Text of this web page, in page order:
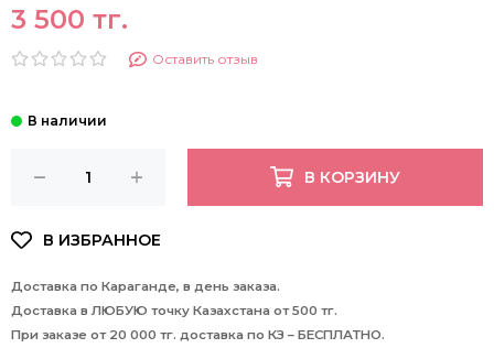
3 500 тг.
Оставить отзыв
В КОРЗИНУ
Доставка по Караганде, в день заказа.
Доставка в ЛЮБУЮ точку Казахстана от 500 тг.
При заказе от 20 000 тг. доставка по КЗ – БЕСПЛАТНО.